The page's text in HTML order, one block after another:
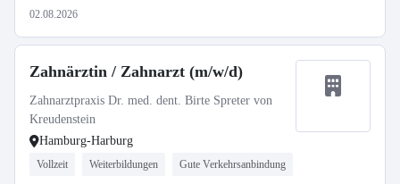
02.08.2026
Zahnärztin / Zahnarzt (m/w/d)
Zahnarztpraxis Dr. med. dent. Birte Spreter von
Kreudenstein
Hamburg-Harburg
Vollzeit Weiterbildungen Gute Verkehrsanbindung